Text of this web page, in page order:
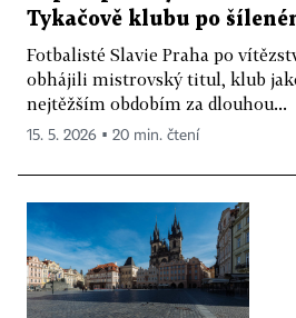
Tykačově klubu po
Fotbalisté Slavie Praha po
obhájili mistrovský titul, klub
nejtěžším obdobím za dlouhou...
15. 5. 2026 ▪ 20 min. čtení